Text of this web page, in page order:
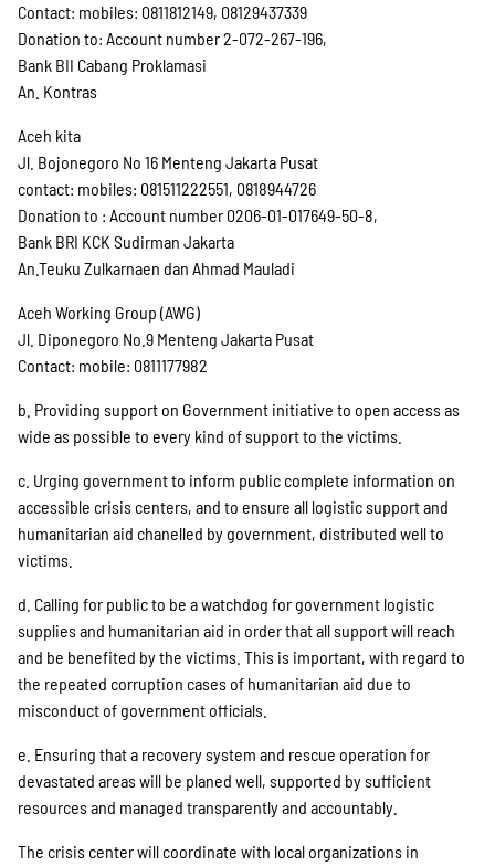
Contact: mobiles: 0811812149, 08129437339
Donation to: Account number 2-072-267-196,
Bank BII Cabang Proklamasi
An. Kontras
Aceh kita
Jl. Bojonegoro No 16 Menteng Jakarta Pusat
contact: mobiles: 081511222551, 0818944726
Donation to : Account number 0206-01-017649-50-8,
Bank BRI KCK Sudirman Jakarta
An.Teuku Zulkarnaen dan Ahmad Mauladi
Aceh Working Group (AWG)
Jl. Diponegoro No.9 Menteng Jakarta Pusat
Contact: mobile: 0811177982
b. Providing support on Government initiative to open access as
wide as possible to every kind of support to the victims.
c. Urging government to inform public complete information on
accessible crisis centers, and to ensure all logistic support and
humanitarian aid chanelled by government, distributed well to
victims.
d. Calling for public to be a watchdog for government logistic
supplies and humanitarian aid in order that all support will reach
and be benefited by the victims. This is important, with regard to
the repeated corruption cases of humanitarian aid due to
misconduct of government officials.
e. Ensuring that a recovery system and rescue operation for
devastated areas will be planed well, supported by sufficient
resources and managed transparently and accountably.
The crisis center will coordinate with local organizations in